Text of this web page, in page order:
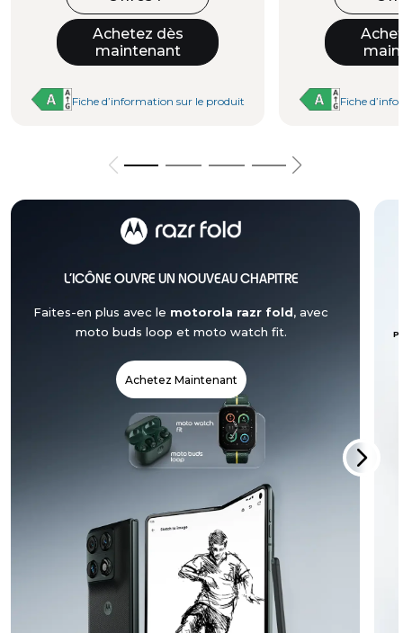
Achetez dès
maintenant
Fiche d’information sur le produit Fiche
L’ICÔNE OUVRE UN NOUVEAU CHAPITRE
Faites-en plus avec le motorola razr fold, avec
moto buds loop et moto watch fit.
Achetez Maintenant